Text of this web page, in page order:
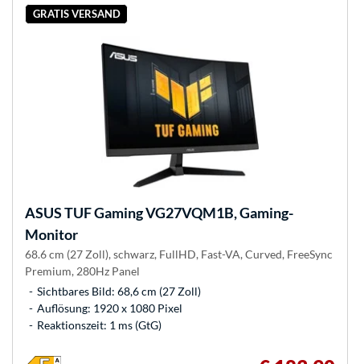
GRATIS VERSAND
ASUSTUF Gaming VG27VQM1B, Gaming-
Monitor
68.6 cm (27 Zoll), schwarz, FullHD, Fast-VA, Curved, FreeSync
Premium, 280Hz Panel
Sichtbares Bild: 68,6 cm (27 Zoll)
Auflösung: 1920 x 1080 Pixel
Reaktionszeit: 1 ms (GtG)